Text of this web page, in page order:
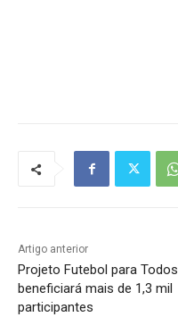
Artigo anterior
Projeto Futebol para Todos
beneficiará mais de 1,3 mil
participantes